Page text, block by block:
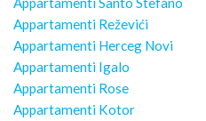
Appartamenti Reževići
Appartamenti Herceg Novi
Appartamenti Igalo
Appartamenti Rose
Appartamenti Kotor